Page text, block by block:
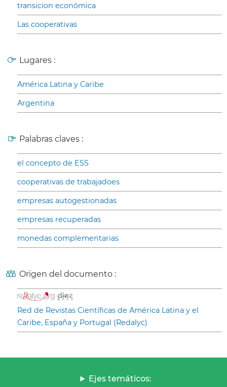
transicion económica
Las cooperativas
Lugares :
América Latina y Caribe
Argentina
Palabras claves :
el concepto de ESS
cooperativas de trabajadoes
empresas autogestionadas
empresas recuperadas
monedas complementarias
Origen del documento :
Red de Revistas Científicas de América Latina y el
Caribe, España y Portugal (Redalyc)
Ejes temáticos: